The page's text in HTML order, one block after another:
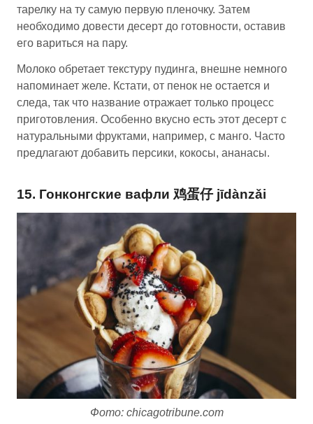
тарелку на ту самую первую пленочку. Затем
необходимо довести десерт до готовности, оставив
его вариться на пару.
Молоко обретает текстуру пудинга, внешне немного
напоминает желе. Кстати, от пенок не остается и
следа, так что название отражает только процесс
приготовления. Особенно вкусно есть этот десерт с
натуральными фруктами, например, с манго. Часто
предлагают добавить персики, кокосы, ананасы.
15. Гонконгские вафли 鸡蛋仔 jīdànzǎi
Фото: chicagotribune.com